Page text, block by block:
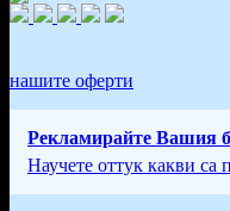
нашите оферти
Рекламирайте Вашия
Научете оттук какви са